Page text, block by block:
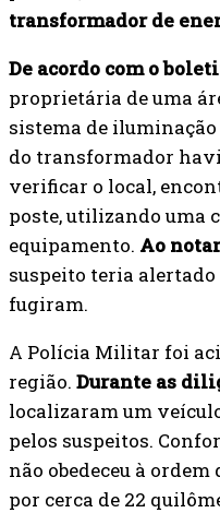
transformador de
De acordo com o
proprietária de uma
sistema de
do transformador
verificar o local,
poste, utilizando uma
equipamento. Ao
suspeito teria
fugiram.
A Polícia Militar foi
região. Durante as
localizaram um
pelos suspeitos.
não obedeceu à
por cerca de 22